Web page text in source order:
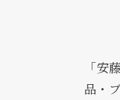
「安
品・